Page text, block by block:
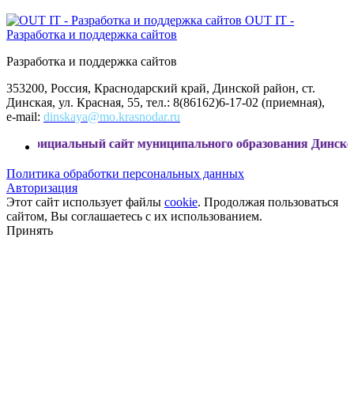
OUT IT -
Разработка и поддержка сайтов
Разработка и поддержка сайтов
353200, Россия, Краснодарский край, Динской район, ст.
Динская, ул. Красная, 55, тел.: 8(86162)6-17-02 (приемная),
e-mail: dinskaya@mo.krasnodar.ru
сайт муниципального образования Динской район
Политика обработки персональных данных
Авторизация
Этот сайт использует файлы cookie. Продолжая пользоваться
сайтом, Вы соглашаетесь с их использованием.
Принять